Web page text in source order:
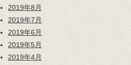
2019年8月
2019年7月
2019年6月
2019年5月
2019年4月